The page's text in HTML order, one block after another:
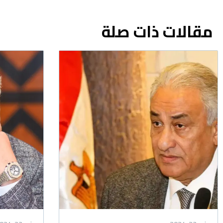
مقالات ذات صلة